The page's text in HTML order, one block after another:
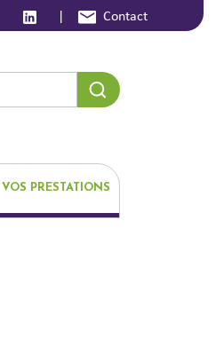
| Contact
VOS PRESTATIONS